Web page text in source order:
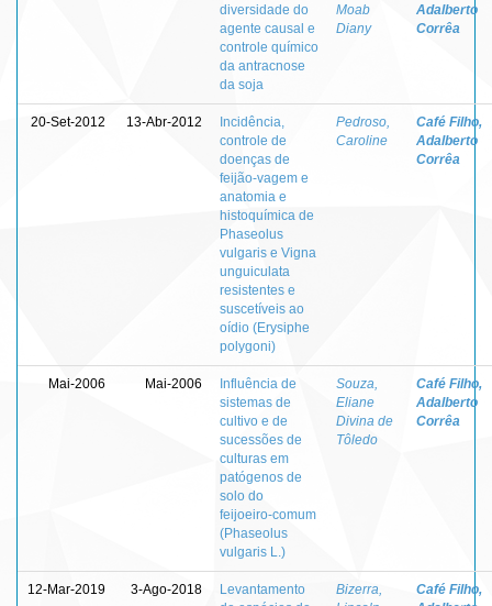
diversidade do
agente causal e
controle químico
da antracnose
da soja
Moab
Diany
Adalberto
Corrêa
20-Set-2012 13-Abr-2012
Incidência,
controle de
doenças de
feijão-vagem e
anatomia e
histoquímica de
Phaseolus
vulgaris e Vigna
unguiculata
resistentes e
suscetíveis ao
oídio (Erysiphe
polygoni)
Pedroso,
Caroline
Café Filho,
Adalberto
Corrêa
Mai-2006 Mai-2006
Influência de
sistemas de
cultivo e de
sucessões de
culturas em
patógenos de
solo do
feijoeiro-comum
(Phaseolus
vulgaris L.)
Souza,
Eliane
Divina de
Tôledo
Café Filho,
Adalberto
Corrêa
12-Mar-2019 3-Ago-2018
Levantamento
Bizerra,
Café Filho,